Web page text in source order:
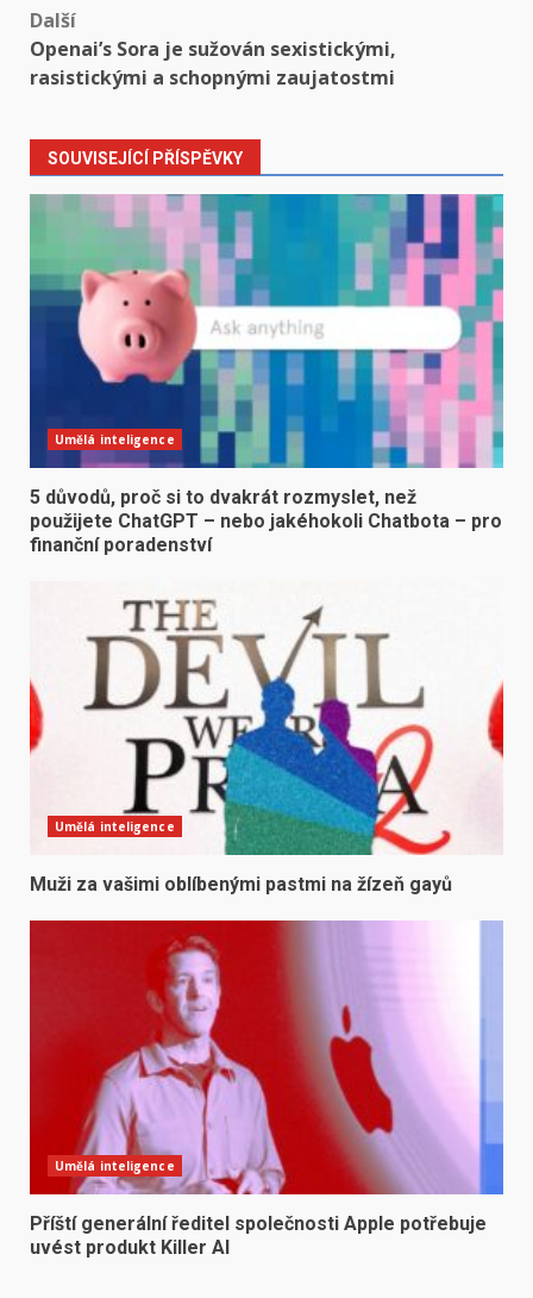
Další
Openai’s Sora je sužován sexistickými,
rasistickými a schopnými zaujatostmi
SOUVISEJÍCÍ PŘÍSPĚVKY
Umělá inteligence
5 důvodů, proč si to dvakrát rozmyslet, než
použijete ChatGPT – nebo jakéhokoli Chatbota – pro
finanční poradenství
Umělá inteligence
Muži za vašimi oblíbenými pastmi na žízeň gayů
Umělá inteligence
Příští generální ředitel společnosti Apple potřebuje
uvést produkt Killer AI